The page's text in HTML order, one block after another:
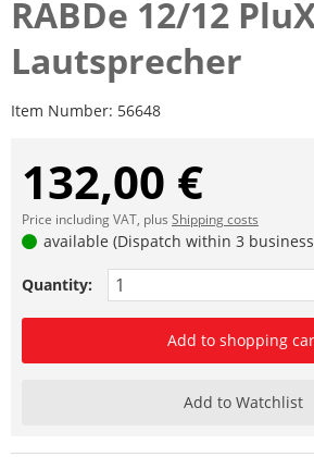
RABDe 12/12
Lautsprecher
Item Number: 56648
132,00 €
Price including VAT, plus Shipping costs
available (Dispatch within 3
Quantity:
Add to shopping
Add to Watchlist